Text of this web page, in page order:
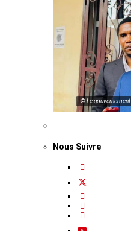
© Le
Nous Suivre